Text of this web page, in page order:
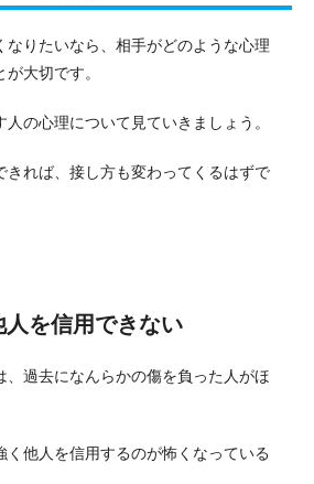
なりたいなら、相手がどのような心理
大切です。
の心理について見ていきましょう。
きれば、接し方も変わってくるはずで
を信用できない
、過去になんらかの傷を負った人がほ
く他人を信用するのが怖くなっている